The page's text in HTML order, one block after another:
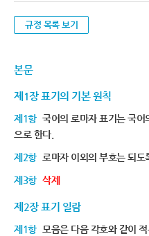
규정 목록 보기
본문
제1장 표기의 기본 원칙
제1항 국어의 로마자 표기는 국어
으로 한다.
제2항 로마자 이외의 부호는 되도
제3항 삭제
제2장 표기 일람
제1항 모음은 다음 각호와 같이 적